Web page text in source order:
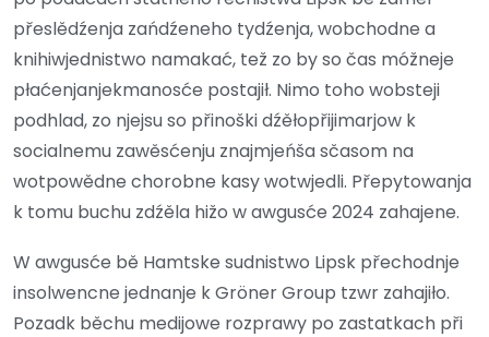
přeslědźenja zańdźeneho tydźenja, wobchodne a
knihiwjednistwo namakać, tež zo by so čas móžneje
płaćenjanjekmanosće postajił. Nimo toho wobsteji
podhlad, zo njejsu so přinoški dźěłopřijimarjow k
socialnemu zawěsćenju znajmjeńša sčasom na
wotpowědne chorobne kasy wotwjedli. Přepytowanja
k tomu buchu zdźěla hižo w awgusće 2024 zahajene.
W awgusće bě Hamtske sudnistwo Lipsk přechodnje
insolwencne jednanje k Gröner Group tzwr zahajiło.
Pozadk běchu medijowe rozprawy po zastatkach při